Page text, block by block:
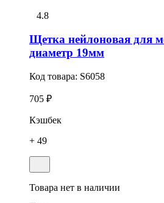
4.8
Щетка нейлоновая для
диаметр 19мм
Код товара: S6058
705 ₽
Кэшбек
+ 49
Товара нет в наличии